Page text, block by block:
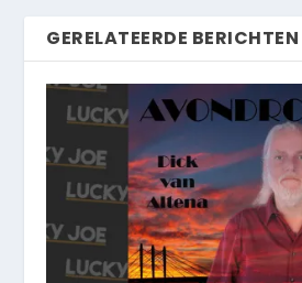
GERELATEERDE BERICHTEN